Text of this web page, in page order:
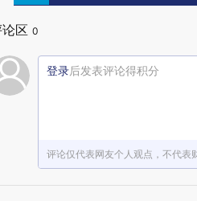
区 0
登录后发表评论得积分
评论仅代表网友个人观点，不代表